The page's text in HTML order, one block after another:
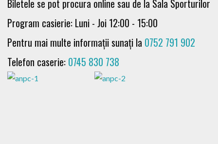
Ma 15 sep 19:00
Biletele se pot procura online sau de la Sala Sporturilor
Program casierie: Luni - Joi 12:00 - 15:00
Pentru mai multe informații sunați la 0752 791 902
Telefon caserie: 0745 830 738